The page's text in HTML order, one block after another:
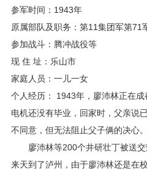
参军时间：1943年
原属部队及职务：第11集团军第71
参加战斗：腾冲战役等
现 住 址：乐山市
家庭人员：一儿一女
个人经历： 1943年，廖沛林正在
电机还没有毕业，回家时，父亲说
不同意，但无法阻止父子俩的决心。
廖沛林等200个井研壮丁被送交
来天到了泸州，由于廖沛林还是在